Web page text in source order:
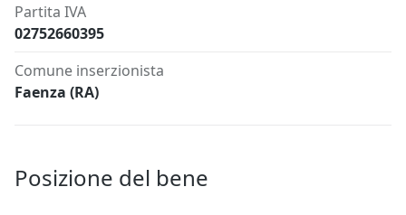
Partita IVA
02752660395
Comune inserzionista
Faenza (RA)
Posizione del bene